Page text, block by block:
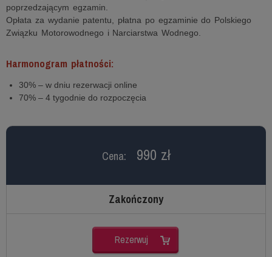
poprzedzającym egzamin.
Opłata za wydanie patentu, płatna po egzaminie do Polskiego
Związku Motorowodnego i Narciarstwa Wodnego.
Harmonogram płatności:
30% – w dniu rezerwacji online
70% – 4 tygodnie do rozpoczęcia
Cena: 990 zł
Zakończony
Rezerwuj